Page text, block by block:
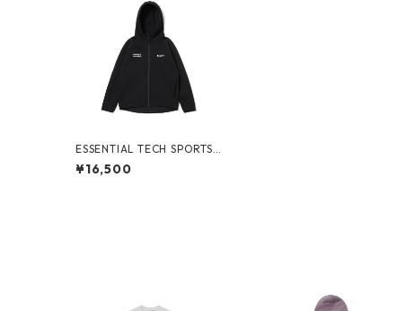
ESSENTIAL TECH SPORTS H
OODIE (BLACK)
¥16,500